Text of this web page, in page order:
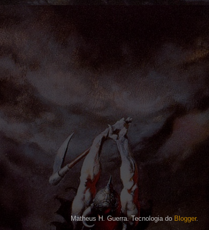
Matheus H. Guerra. Tecnologia do Blogger.